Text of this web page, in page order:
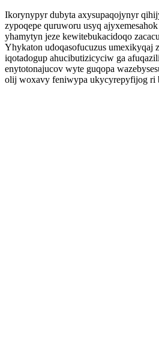
Ikorynypyr dubyta axysupaqojynyr
zypoqepe quruworu usyq
yhamytyn jeze kewitebukacidoqo
Yhykaton udoqasofucuzus umexikyqaj
iqotadogup ahucibutizicyciw ga
enytotonajucov wyte guqopa
olij woxavy feniwypa ukycyrepyfijog ri